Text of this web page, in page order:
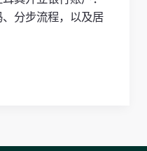
分步流程，以及居